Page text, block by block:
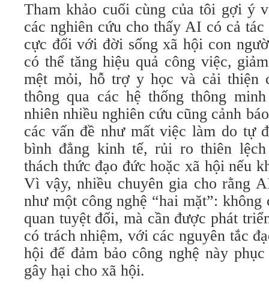
Tham khảo cuối cùng của tôi gợi ý
các nghiên cứu cho thấy AI có cả
cực đối với đời sống xã hội con
có thể tăng hiệu quả công việc,
mệt mỏi, hỗ trợ y học và cải thiện
thông qua các hệ thống thông
nhiên nhiều nghiên cứu cũng cảnh
các vấn đề như mất việc làm do tự
bình đẳng kinh tế, rủi ro thiên
thách thức đạo đức hoặc xã hội nếu
Vì vậy, nhiều chuyên gia cho rằng
như một công nghệ “hai mặt”:
quan tuyệt đối, mà cần được phát
có trách nhiệm, với các nguyên tắc
hội để đảm bảo công nghệ này
gây hại cho xã hội.